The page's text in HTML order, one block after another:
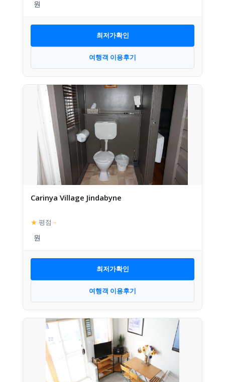
최저가확인
여행객 이용후기
Carinya Village Jindabyne
★ 평점 –
최저가확인
여행객 이용후기